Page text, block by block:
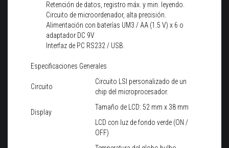
Retención de datos, registro máx. y min. leyendo.
Circuito de microordenador, alta precisión.
Alimentación con baterías UM3 / AA (1.5 V) x 6 o
adaptador DC 9V
Interfaz de PC RS232 / USB.
Especificaciones Generales
Circuito
Circuito LSI personalizado de un
chip del microprocesador.
Display
Tamaño de LCD: 52 mm x 38 mm
LCD con luz de fondo verde (ON /
OFF)